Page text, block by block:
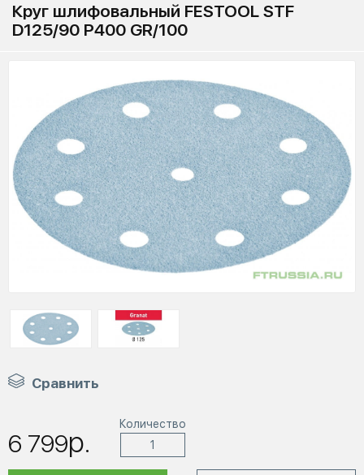
Круг шлифовальный FESTOOL STF
D125/90 P400 GR/100
Сравнить
6 799р.
Количество